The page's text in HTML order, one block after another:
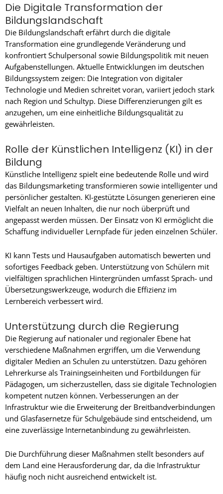
Die Digitale Transformation der
Bildungslandschaft
Die Bildungslandschaft erfährt durch die digitale
Transformation eine grundlegende Veränderung und
konfrontiert Schulpersonal sowie Bildungspolitik mit neuen
Aufgabenstellungen. Aktuelle Entwicklungen im deutschen
Bildungssystem zeigen: Die Integration von digitaler
Technologie und Medien schreitet voran, variiert jedoch stark
nach Region und Schultyp. Diese Differenzierungen gilt es
anzugehen, um eine einheitliche Bildungsqualität zu
gewährleisten.
Rolle der Künstlichen Intelligenz (KI) in der
Bildung
Künstliche Intelligenz spielt eine bedeutende Rolle und wird
das Bildungsmarketing transformieren sowie intelligenter und
persönlicher gestalten. KI-gestützte Lösungen generieren eine
Vielfalt an neuen Inhalten, die nur noch überprüft und
angepasst werden müssen. Der Einsatz von KI ermöglicht die
Schaffung individueller Lernpfade für jeden einzelnen Schüler.
KI kann Tests und Hausaufgaben automatisch bewerten und
sofortiges Feedback geben. Unterstützung von Schülern mit
vielfältigen sprachlichen Hintergründen umfasst Sprach- und
Übersetzungswerkzeuge, wodurch die Effizienz im
Lernbereich verbessert wird.
Unterstützung durch die Regierung
Die Regierung auf nationaler und regionaler Ebene hat
verschiedene Maßnahmen ergriffen, um die Verwendung
digitaler Medien an Schulen zu unterstützen. Dazu gehören
Lehrerkurse als Trainingseinheiten und Fortbildungen für
Pädagogen, um sicherzustellen, dass sie digitale Technologien
kompetent nutzen können. Verbesserungen an der
Infrastruktur wie die Erweiterung der Breitbandverbindungen
und Glasfasernetze für Schulgebäude sind entscheidend, um
eine zuverlässige Internetanbindung zu gewährleisten.
Die Durchführung dieser Maßnahmen stellt besonders auf
dem Land eine Herausforderung dar, da die Infrastruktur
häufig noch nicht ausreichend entwickelt ist.